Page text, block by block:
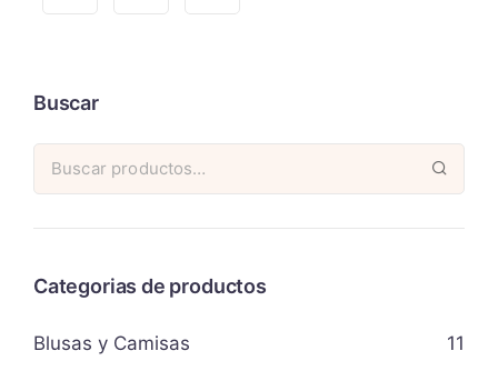
Buscar
Categorias de productos
Blusas y Camisas 11